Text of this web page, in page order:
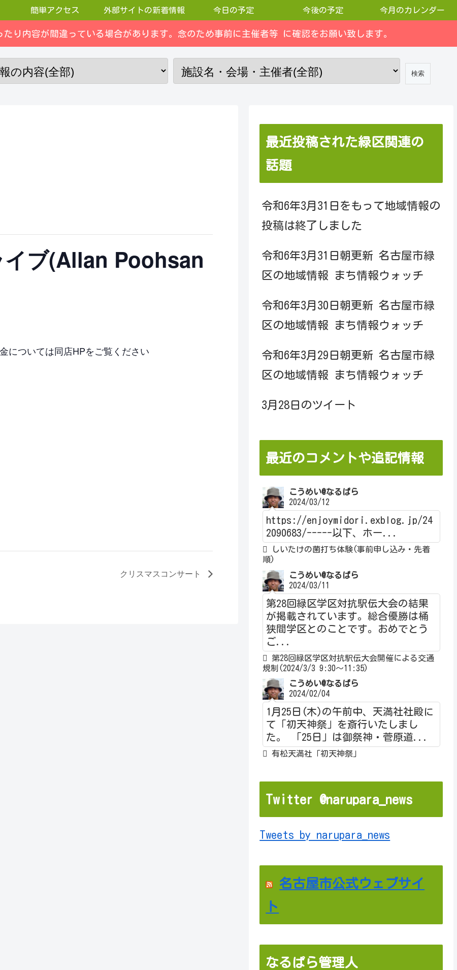
簡単アクセス 外部サイトの新着情報 今日の予定 今後の予定 今月のカレンダー
り内容が間違っている場合があります。念のため事前に主催者等 に確認をお願い致します。
ブ(Allan Poohsan
ついては同店HPをご覧ください
クリスマスコンサート
最近投稿された緑区関連の
話題
令和6年3月31日をもって地域情報の
投稿は終了しました
令和6年3月31日朝更新 名古屋市緑
区の地域情報 まち情報ウォッチ
令和6年3月30日朝更新 名古屋市緑
区の地域情報 まち情報ウォッチ
令和6年3月29日朝更新 名古屋市緑
区の地域情報 まち情報ウォッチ
3月28日のツイート
最近のコメントや追記情報
こうめい@なるぱら
2024/03/12
https://enjoymidori.exblog.jp/24
2090683/-----以下、ホー...
しいたけの菌打ち体験(事前申し込み・先着
順)
こうめい@なるぱら
2024/03/11
第28回緑区学区対抗駅伝大会の結果
が掲載されています。総合優勝は桶
狭間学区とのことです。おめでとう
ご...
第28回緑区学区対抗駅伝大会開催による交通
規制(2024/3/3 9:30～11:35)
こうめい@なるぱら
2024/02/04
1月25日(木)の午前中、天満社社殿に
て「初天神祭」を斎行いたしまし
た。 「25日」は御祭神・菅原道...
有松天満社「初天神祭」
Twitter @narupara_news
Tweets by narupara_news
名古屋市公式ウェブサイ
ト
なるぱら管理人